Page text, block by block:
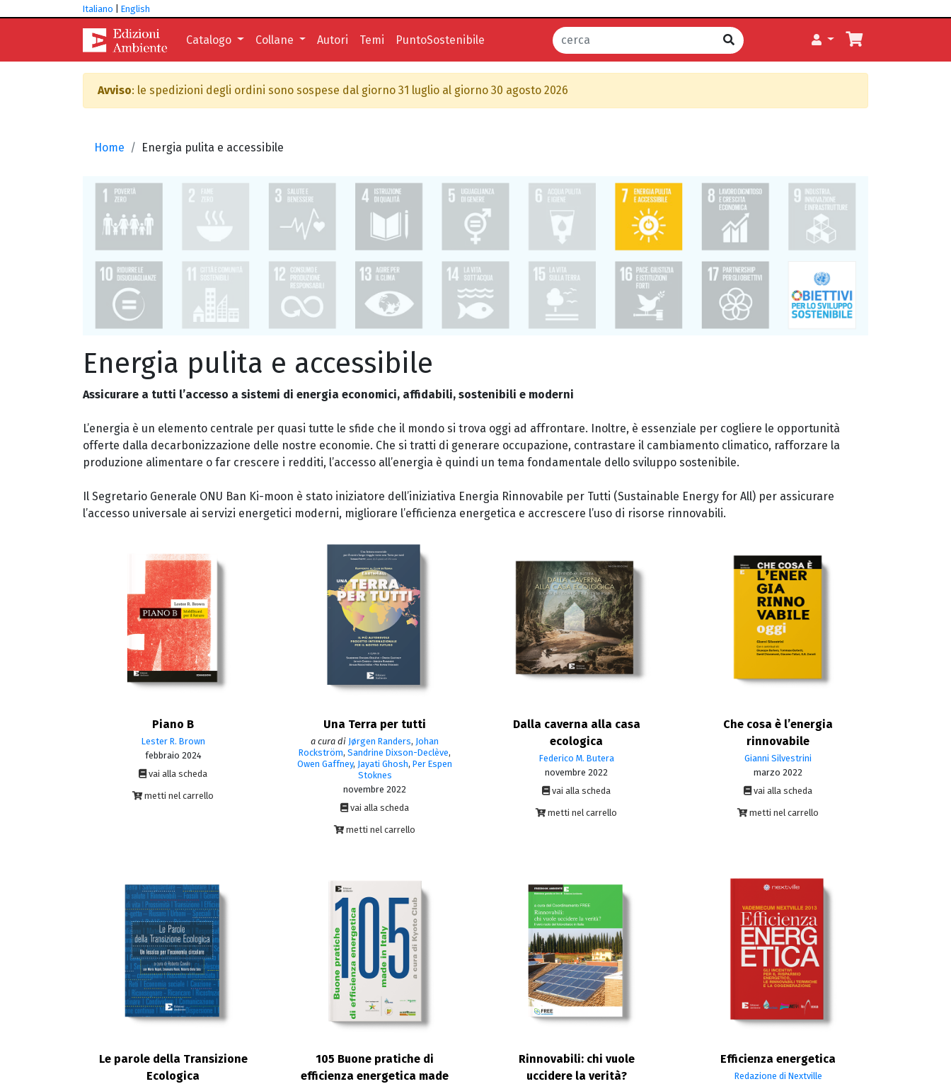
Italiano English
Catalogo Collane Autori Temi PuntoSostenibile
Avviso: le spedizioni degli ordini sono sospese dal giorno 31 luglio al giorno 30 agosto 2026
Home Energia pulita e accessibile
Energia pulita e accessibile
Assicurare a tutti l’accesso a sistemi di energia economici, affidabili, sostenibili e moderni
L’energia è un elemento centrale per quasi tutte le sfide che il mondo si trova oggi ad affrontare. Inoltre, è essenziale per cogliere le opportunità
offerte dalla decarbonizzazione delle nostre economie. Che si tratti di generare occupazione, contrastare il cambiamento climatico, rafforzare la
produzione alimentare o far crescere i redditi, l’accesso all’energia è quindi un tema fondamentale dello sviluppo sostenibile.
Il Segretario Generale ONU Ban Ki-moon è stato iniziatore dell’iniziativa Energia Rinnovabile per Tutti (Sustainable Energy for All) per assicurare
l’accesso universale ai servizi energetici moderni, migliorare l’efficienza energetica e accrescere l’uso di risorse rinnovabili.
Piano B
Lester R. Brown
febbraio 2024
vai alla scheda
metti nel carrello
Una Terra per tutti
a cura di Jørgen Randers, Johan
Rockström, Sandrine Dixson-Declève,
Owen Gaffney, Jayati Ghosh, Per Espen
Stoknes
novembre 2022
vai alla scheda
metti nel carrello
Dalla caverna alla casa
ecologica
Federico M. Butera
novembre 2022
vai alla scheda
metti nel carrello
Che cosa è l’energia
rinnovabile
Gianni Silvestrini
marzo 2022
vai alla scheda
metti nel carrello
Le parole della Transizione
Ecologica
105 Buone pratiche di
efficienza energetica made
Rinnovabili: chi vuole
uccidere la verità?
Efficienza energetica
Redazione di Nextville